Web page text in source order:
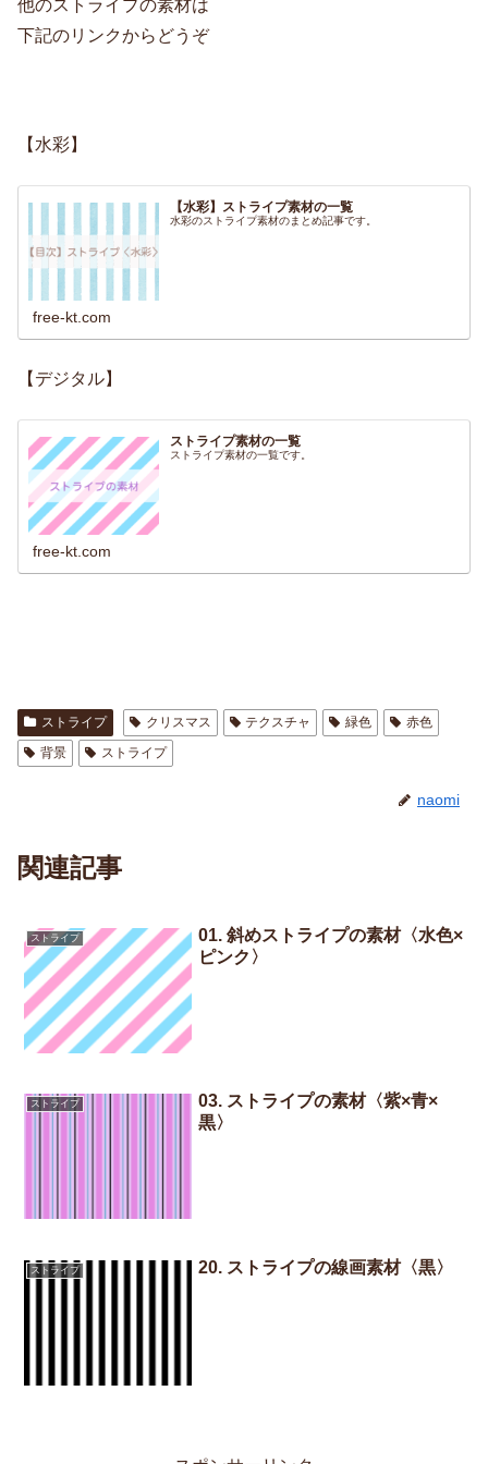
他のストライプの素材は
下記のリンクからどうぞ
【水彩】
【水彩】ストライプ素材の一覧
水彩のストライプ素材のまとめ記事です。
free-kt.com
【デジタル】
ストライプ素材の一覧
ストライプ素材の一覧です。
free-kt.com
ストライプ クリスマス テクスチャ 緑色
赤色
背景
ストライプ
naomi
関連記事
ストライプ
01. 斜めストライプの素材〈水色×
ピンク〉
ストライプ
03. ストライプの素材〈紫×青×
黒〉
ストライプ 20. ストライプの線画素材〈黒〉